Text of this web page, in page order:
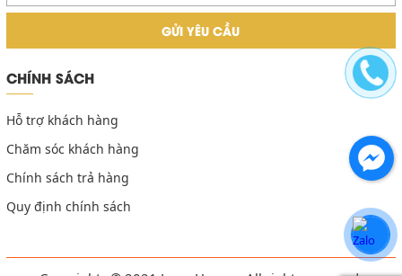
CHÍNH SÁCH
Hỗ trợ khách hàng
Chăm sóc khách hàng
Chính sách trả hàng
Quy định chính sách